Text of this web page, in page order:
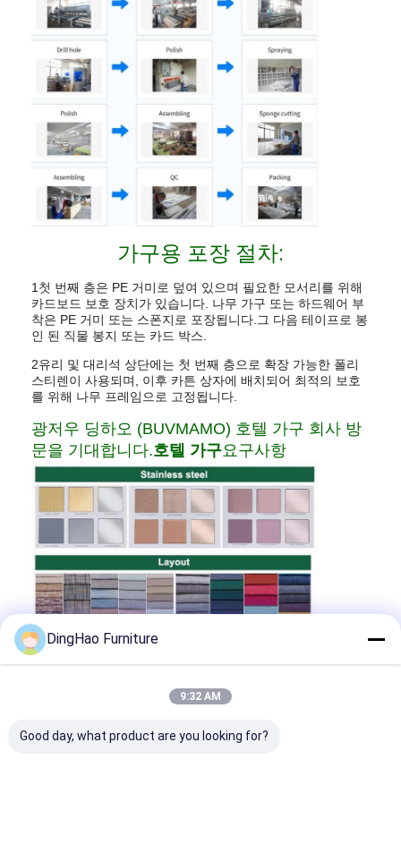
가구용 포장 절차:
1첫 번째 층은 PE 거미로 덮여 있으며 필요한 모서리를 위해
카드보드 보호 장치가 있습니다. 나무 가구 또는 하드웨어 부
착은 PE 거미 또는 스폰지로 포장됩니다.그 다음 테이프로 봉
인 된 직물 봉지 또는 카드 박스.
2유리 및 대리석 상단에는 첫 번째 층으로 확장 가능한 폴리
스티렌이 사용되며, 이후 카튼 상자에 배치되어 최적의 보호
를 위해 나무 프레임으로 고정됩니다.
광저우 딩하오 (BUVMAMO) 호텔 가구 회사 방
문을 기대합니다.호텔 가구요구사항
DingHao Furniture
9:32 AM
Good day, what product are you looking for?